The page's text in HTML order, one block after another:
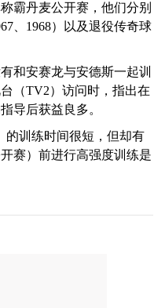
霸丹麦公开赛，他们分别
、1968）以及退役传奇球
和安赛龙与安德斯一起训
（TV2）访问时，指出在
导后获益良多。
的训练时间很短，但却有
赛）前进行高强度训练是